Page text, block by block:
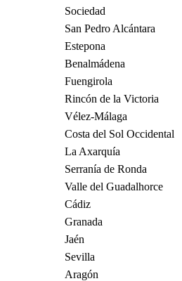
Sociedad
San Pedro Alcántara
Estepona
Benalmádena
Fuengirola
Rincón de la Victoria
Vélez-Málaga
Costa del Sol Occidental
La Axarquía
Serranía de Ronda
Valle del Guadalhorce
Cádiz
Granada
Jaén
Sevilla
Aragón